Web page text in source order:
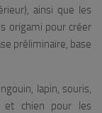
ainsi que les
origami pour créer
préliminaire, base
lapin, souris,
et chien pour les